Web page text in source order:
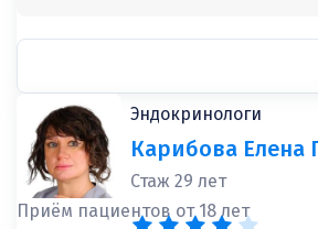
Эндокринологи
Карибова Елена
Стаж 29 лет
Приём пациентов от 18 лет